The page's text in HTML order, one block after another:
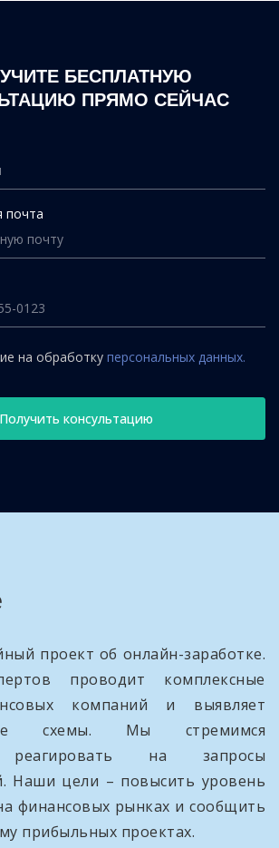
БЕСПЛАТНУЮ
ПРЯМО СЕЙЧАС
почта
на обработку персональных данных.
Получить консультацию
проект об онлайн-заработке.
проводит комплексные
компаний и выявляет
схемы. Мы стремимся
реагировать на запросы
Наши цели – повысить уровень
финансовых рынках и сообщить
прибыльных проектах.